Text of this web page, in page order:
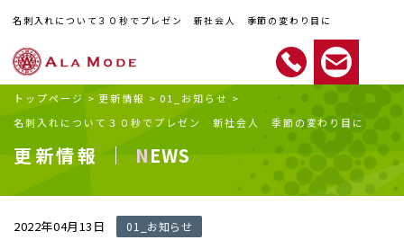
名刺入れについて３０秒でプレゼン 新社会人 季節の変わり目に
トップページ > 更新情報 > 01_お知らせ >
名刺入れについて３０秒でプレゼン 新社会人 季節の変わり目に
更新情報 ｜ NEWS
2022年04月13日 01_お知らせ